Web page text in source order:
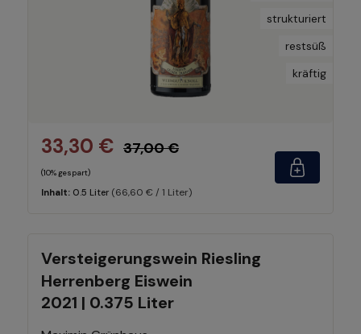
strukturiert
restsüß
kräftig
33,30 € 37,00 €
(10% gespart)
Inhalt: 0.5 Liter (66,60 € / 1 Liter)
Versteigerungswein Riesling
Herrenberg Eiswein
2021 | 0.375 Liter